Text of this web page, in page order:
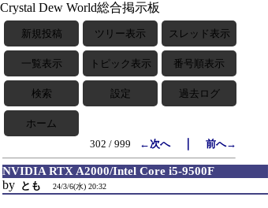
Crystal Dew World総合掲示板
新規投稿 ツリー表示 スレッド表示
一覧表示 トピック表示 番号順表示
検索 設定 過去ログ
ホーム
302 / 999
←次へ｜ 前へ→
NVIDIA RTX A2000/Intel Core i5-9500F
by とも 24/3/6(水) 20:32